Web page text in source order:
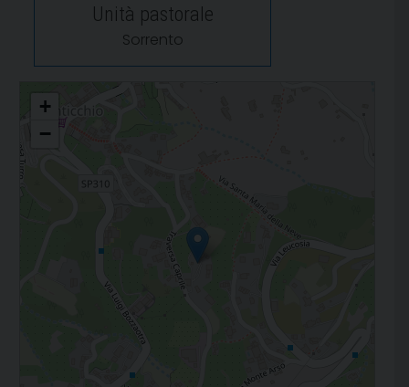
Unità pastorale
Sorrento
Zona Pastorale I
+
−